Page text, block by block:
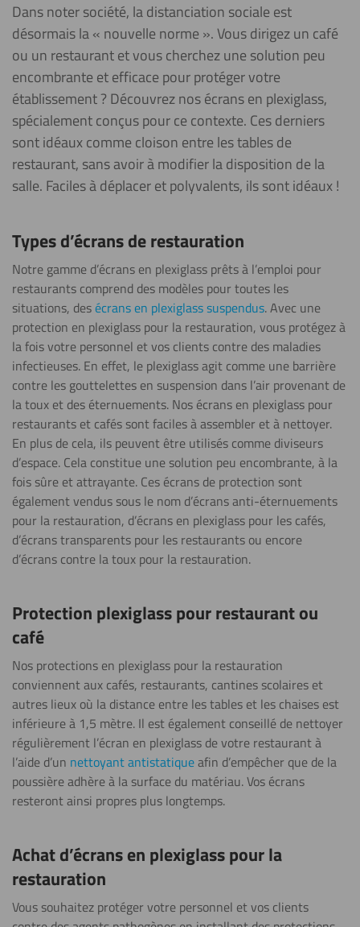
Dans noter société, la distanciation sociale est
désormais la « nouvelle norme ». Vous dirigez un café
ou un restaurant et vous cherchez une solution peu
encombrante et efficace pour protéger votre
établissement ? Découvrez nos écrans en plexiglass,
spécialement conçus pour ce contexte. Ces derniers
sont idéaux comme cloison entre les tables de
restaurant, sans avoir à modifier la disposition de la
salle. Faciles à déplacer et polyvalents, ils sont idéaux !
Types d’écrans de restauration
Notre gamme d’écrans en plexiglass prêts à l’emploi pour
restaurants comprend des modèles pour toutes les
situations, desécrans en plexiglass suspendus. Avec une
protection en plexiglass pour la restauration, vous protégez à
la fois votre personnel et vos clients contre des maladies
infectieuses. En effet, le plexiglass agit comme une barrière
contre les gouttelettes en suspension dans l’air provenant de
la toux et des éternuements. Nos écrans en plexiglass pour
restaurants et cafés sont faciles à assembler et à nettoyer.
En plus de cela, ils peuvent être utilisés comme diviseurs
d’espace. Cela constitue une solution peu encombrante, à la
fois sûre et attrayante. Ces écrans de protection sont
également vendus sous le nom d’écrans anti-éternuements
pour la restauration, d’écrans en plexiglass pour les cafés,
d’écrans transparents pour les restaurants ou encore
d’écrans contre la toux pour la restauration.
Protection plexiglass pour restaurant ou
café
Nos protections en plexiglass pour la restauration
conviennent aux cafés, restaurants, cantines scolaires et
autres lieux où la distance entre les tables et les chaises est
inférieure à 1,5 mètre. Il est également conseillé de nettoyer
régulièrement l’écran en plexiglass de votre restaurant à
l’aide d’un nettoyant antistatiqueafin d’empêcher que de la
poussière adhère à la surface du matériau. Vos écrans
resteront ainsi propres plus longtemps.
Achat d’écrans en plexiglass pour la
restauration
Vous souhaitez protéger votre personnel et vos clients